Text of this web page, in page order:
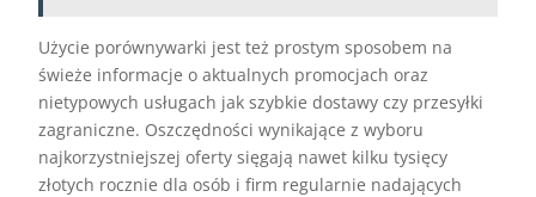
Użycie porównywarki jest też prostym sposobem na
świeże informacje o aktualnych promocjach oraz
nietypowych usługach jak szybkie dostawy czy przesyłki
zagraniczne. Oszczędności wynikające z wyboru
najkorzystniejszej oferty sięgają nawet kilku tysięcy
złotych rocznie dla osób i firm regularnie nadających